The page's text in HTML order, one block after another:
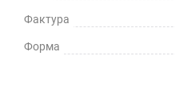
Фактура
Форма